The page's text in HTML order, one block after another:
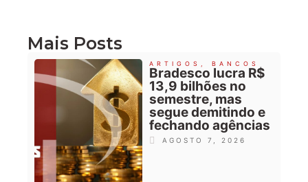
Mais Posts
ARTIGOS , BANCOS
Bradesco lucra R$
13,9 bilhões no
semestre, mas
segue demitindo e
fechando agências
AGOSTO 7, 2026